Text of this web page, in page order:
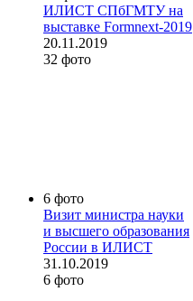
ИЛИСТ СПбГМТУ на
выставке Formnext-2019
20.11.2019
32 фото
6 фото
Визит министра науки
и высшего образования
России в ИЛИСТ
31.10.2019
6 фото